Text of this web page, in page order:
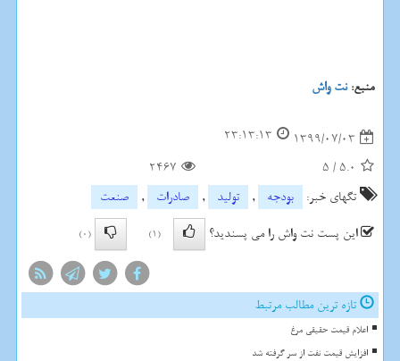
منبع:نت واش
1399/07/03
23:13:13
5.0
/
5
2467
تگهای خبر:
بودجه , تولید , صادرات ,
صنعت
این پست نت واش را می پسندید؟
(1)
(0)
تازه ترین مطالب مرتبط
اعلام قیمت حقیقی مرغ
افزایش قیمت نفت از سر گرفته شد